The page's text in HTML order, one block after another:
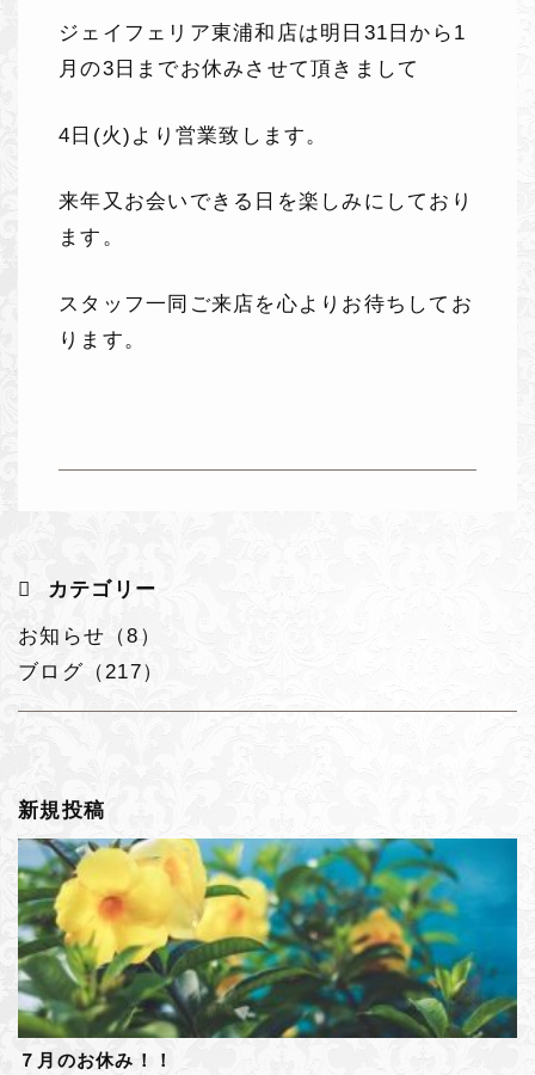
カテゴリー
お知らせ（8）
ブログ（217）
ジェイフェリア東浦和店は明日31日から1
月の3日までお休みさせて頂きまして
4日(火)より営業致します。
来年又お会いできる日を楽しみにしており
ます。
スタッフ一同ご来店を心よりお待ちしてお
ります。
新規投稿
７月のお休み！！